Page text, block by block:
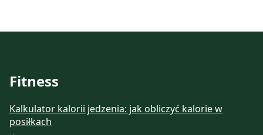
Fitness
Kalkulator kalorii jedzenia: jak obliczyć kalorie w
posiłkach